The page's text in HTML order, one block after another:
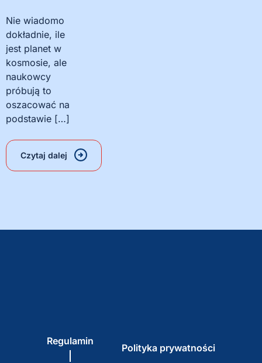
Nie wiadomo
dokładnie, ile
jest planet w
kosmosie, ale
naukowcy
próbują to
oszacować na
podstawie […]
Czytaj dalej
Regulamin
Polityka prywatności